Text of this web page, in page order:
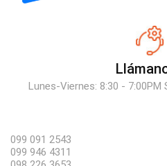
Lunes-Viernes: 8:30 - 7:00PM
099 091 2543
099 946 4311